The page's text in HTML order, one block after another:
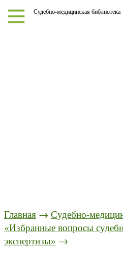
Судебно-медицинская библиотека
Главная → Судебно-
«Избранные вопросы
экспертизы» →